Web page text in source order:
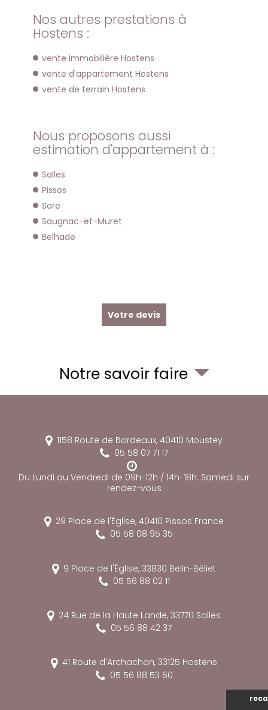
Nos autres prestations à
Hostens :
vente immobilière Hostens
vente d'appartement Hostens
vente de terrain Hostens
Nous proposons aussi
estimation d'appartement à :
Salles
Pissos
Sore
Saugnac-et-Muret
Belhade
Votre devis
Notre savoir faire
1158 Route de Bordeaux, 40410 Moustey
05 58 07 71 17
Du Lundi au Vendredi de 09h-12h / 14h-18h. Samedi sur
rendez-vous
29 Place de l'Église, 40410 Pissos France
05 58 08 95 35
9 Place de l'Église, 33830 Belin-Béliet
05 56 88 02 11
24 Rue de la Haute Lande, 33770 Salles
05 56 88 42 37
41 Route d'Archachon, 33125 Hostens
05 56 88 53 60